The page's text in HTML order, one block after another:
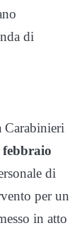
di
Carabinieri
febbraio
di
per un
in atto